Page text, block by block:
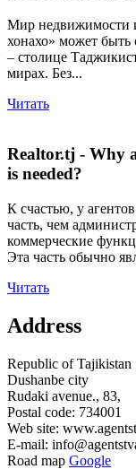
Мир недвижимости
хонахо» может
– столице
мирах. Без...
Читать
Realtor.tj - Why
is needed?
К счастью, у
часть, чем
коммерческие
Эта часть обычно
Читать
Address
Republic of Tajikistan
Dushanbe city
Rudaki avenue., 83,
Postal code: 734001
Web site:
E-mail:
Road map Google